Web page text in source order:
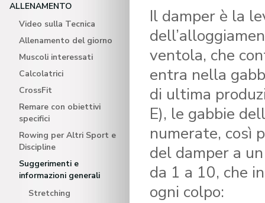
ALLENAMENTO
Video sulla Tecnica
Allenamento del giorno
Muscoli interessati
Calcolatrici
CrossFit
Remare con obiettivi
specifici
Rowing per Altri Sport e
Discipline
Suggerimenti e
informazioni generali
Stretching
Il damper è la
ventola, che
entra nella
di ultima
E), le gabbie
numerate, così
del damper a
da 1 a 10, che
ogni colpo: